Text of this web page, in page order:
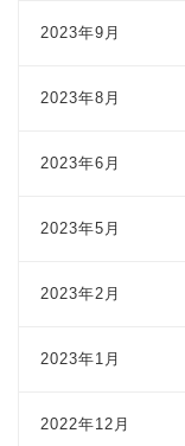
2023年9月
2023年8月
2023年6月
2023年5月
2023年2月
2023年1月
2022年12月